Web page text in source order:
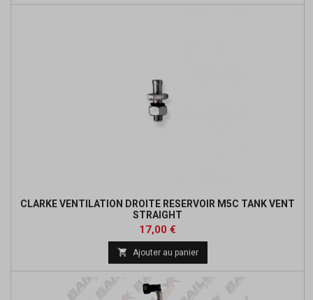
CLARKE VENTILATION DROITE RESERVOIR M5C TANK VENT
STRAIGHT
Prix
17,00 €
 Ajouter au panier